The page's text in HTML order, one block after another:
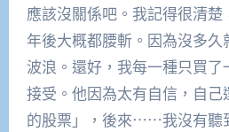
應該沒關係吧。我記得很清
年後大概都腰斬。因為沒多
波浪。還好，我每一種只買
接受。他因為太有自信，自己
的股票」，後來⋯⋯我沒有聽